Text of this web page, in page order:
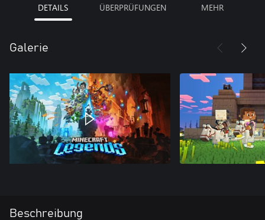
DETAILS ÜBERPRÜFUNGEN MEHR
Galerie
Beschreibung